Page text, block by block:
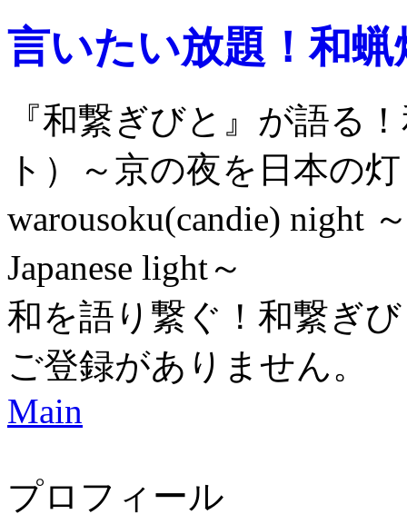
言いたい放題！和蝋
『和繋ぎびと』が語る
ト）～京の夜を日本の
warousoku(candie) night
Japanese light～
和を語り繋ぐ！和繋ぎ
ご登録がありません。
Main
プロフィール